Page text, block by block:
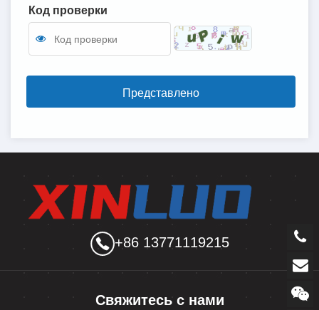
Код проверки
Представлено
+86 13771119215
Свяжитесь с нами